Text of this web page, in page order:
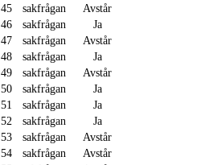
45 sakfrågan
Avstår
46 sakfrågan
Ja
47 sakfrågan
Avstår
48 sakfrågan
Ja
49 sakfrågan
Avstår
50 sakfrågan
Ja
51 sakfrågan
Ja
52 sakfrågan
Ja
53 sakfrågan
Avstår
54 sakfrågan
Avstår